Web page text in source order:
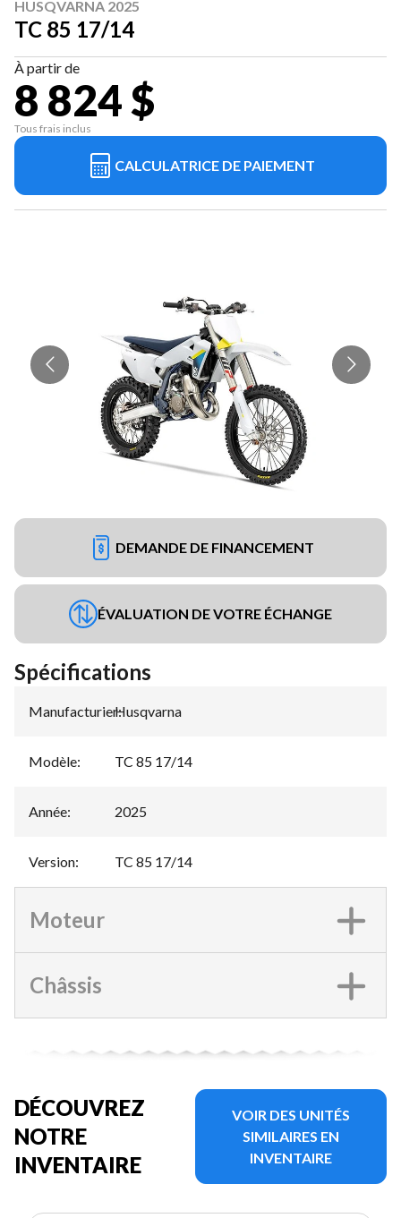
HUSQVARNA 2025
TC 85 17/14
À partir de
8 824 $
Tous frais inclus
CALCULATRICE DE PAIEMENT
DEMANDE DE FINANCEMENT
ÉVALUATION DE VOTRE ÉCHANGE
Spécifications
Manufacturier:
Husqvarna
Modèle: TC 85 17/14
Année: 2025
Version: TC 85 17/14
Moteur
Châssis
DÉCOUVREZ
NOTRE
INVENTAIRE
VOIR DES UNITÉS
SIMILAIRES EN
INVENTAIRE